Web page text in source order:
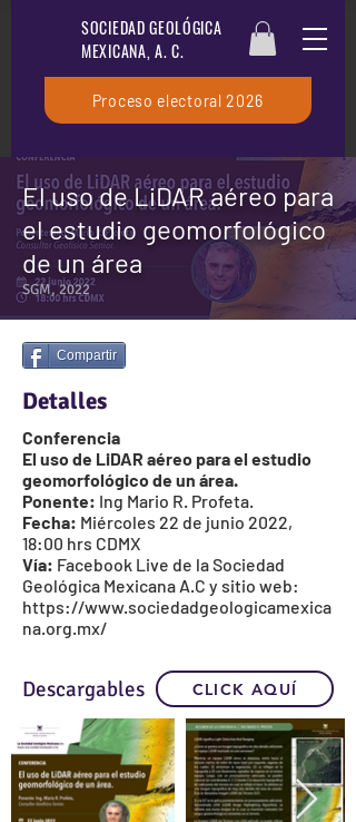
SOCIEDAD GEOLÓGICA
MEXICANA, A. C.
Proceso electoral 2026
El uso de LiDAR aéreo para
el estudio geomorfológico
de un área
SGM, 2022
Compartir
Detalles
Conferencia
El uso de LiDAR aéreo para el estudio
geomorfológico de un área.
Ponente: Ing Mario R. Profeta.
Fecha: Miércoles 22 de junio 2022,
18:00 hrs CDMX
Vía: Facebook Live de laSociedad
Geológica Mexicana A.C y sitio web:
https://www.sociedadgeologicamexica
na.org.mx/
Descargables CLICK AQUÍ